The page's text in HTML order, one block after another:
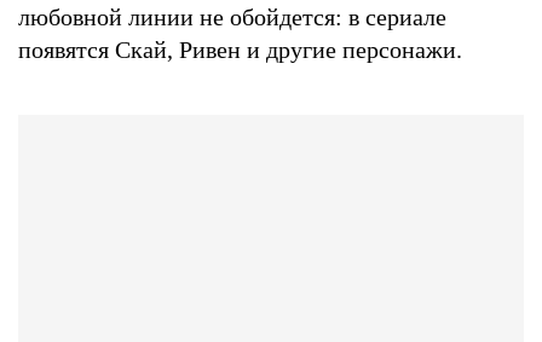
любовной линии не обойдется: в сериале
появятся Скай, Ривен и другие персонажи.